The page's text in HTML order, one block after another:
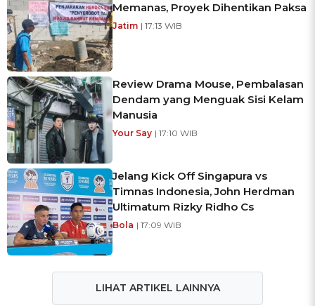
Memanas, Proyek Dihentikan Paksa
Jatim | 17:13 WIB
Review Drama Mouse, Pembalasan
Dendam yang Menguak Sisi Kelam
Manusia
Your Say | 17:10 WIB
Jelang Kick Off Singapura vs
Timnas Indonesia, John Herdman
Ultimatum Rizky Ridho Cs
Bola | 17:09 WIB
LIHAT ARTIKEL LAINNYA